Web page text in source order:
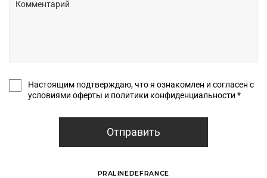
Настоящим подтверждаю, что я ознакомлен и согласен с
условиями оферты и политики конфиденциальности *
Отправить
PRALINEDEFRANCE